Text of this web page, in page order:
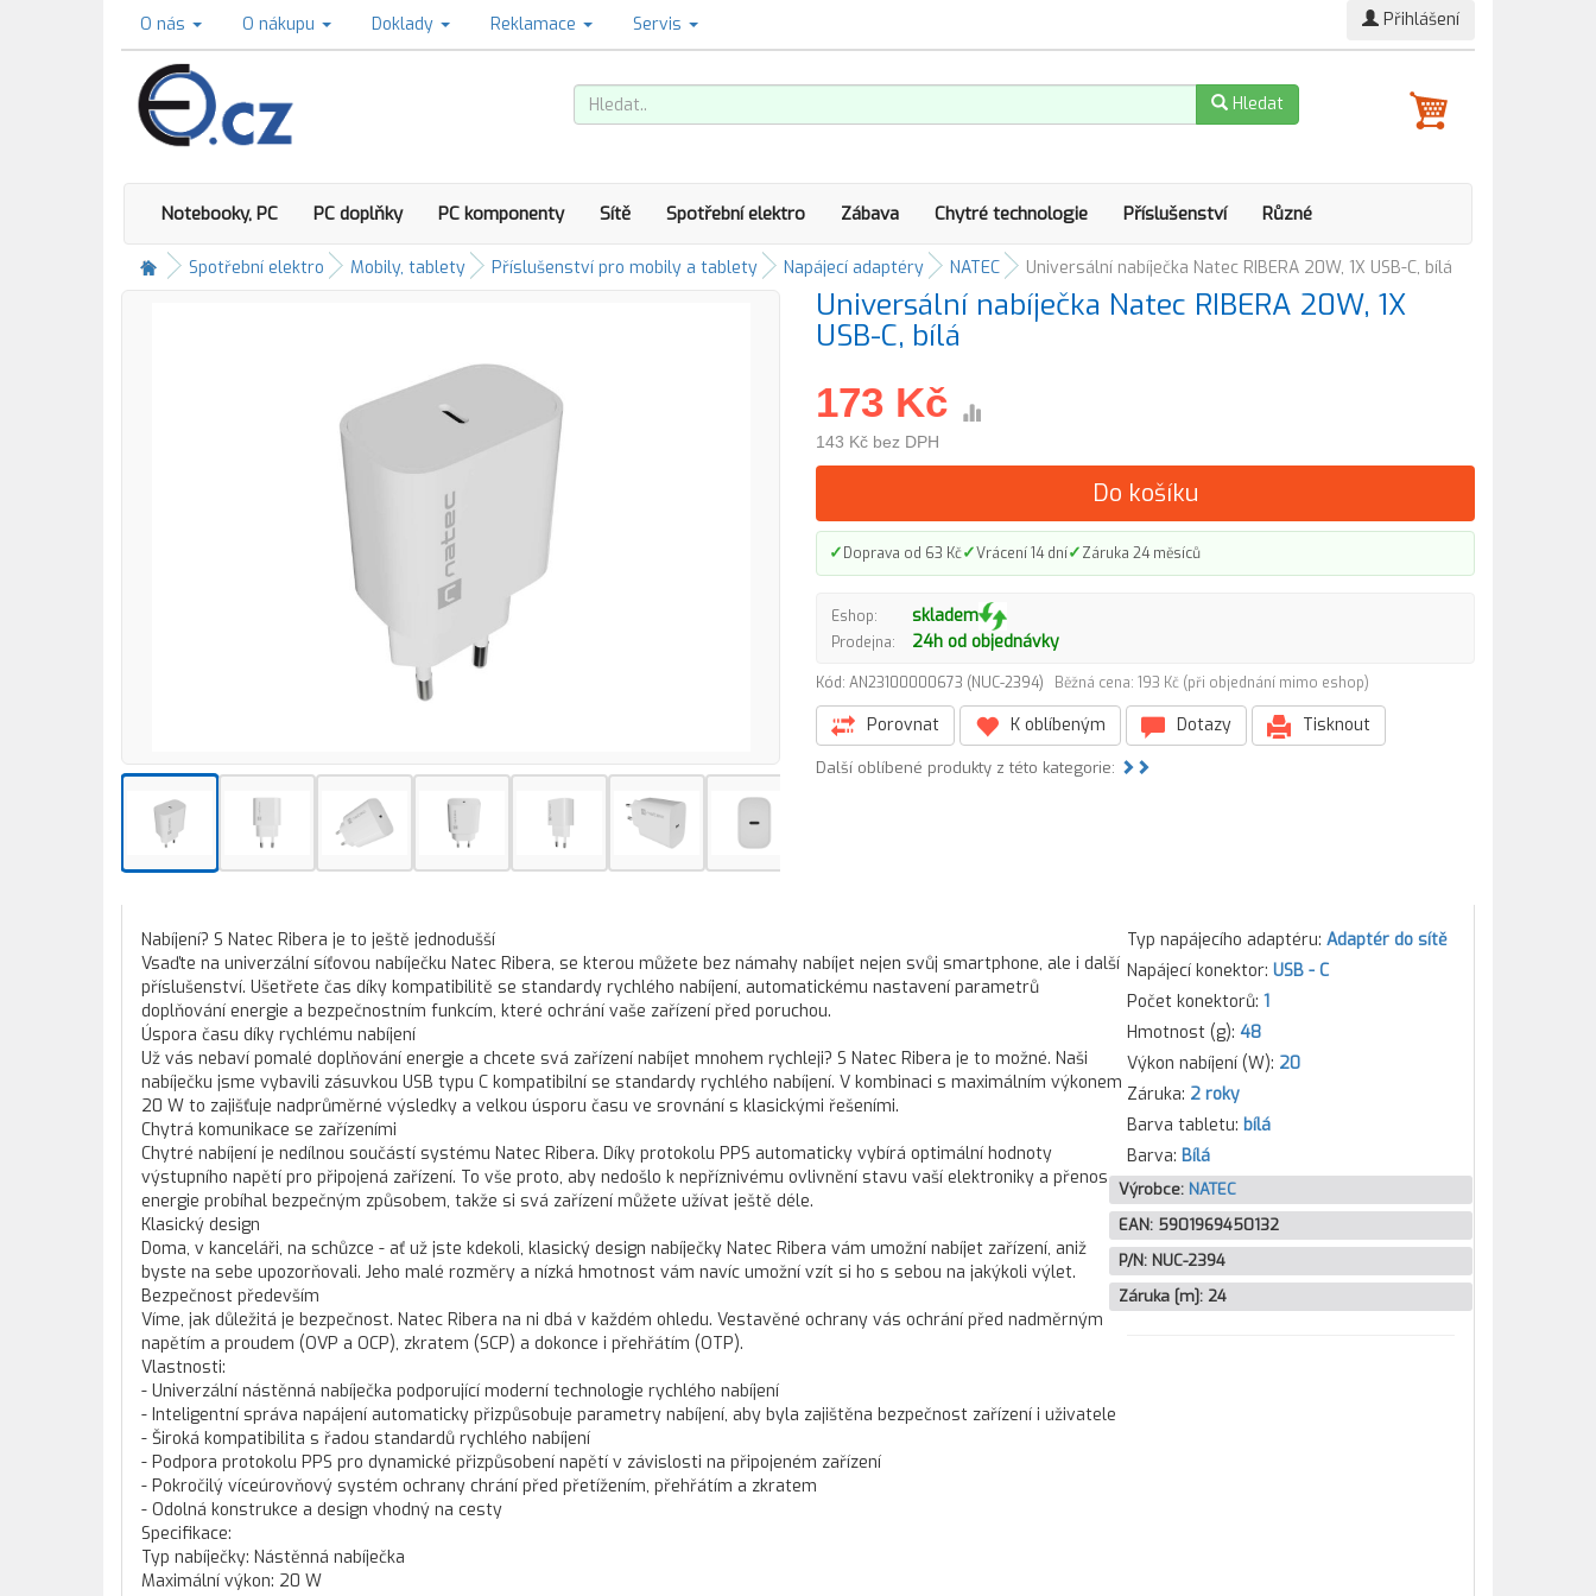
O nás O nákupu Doklady Reklamace Servis Přihlášení
Hledat
Notebooky, PC PC doplňky PC komponenty Sítě Spotřební elektro Zábava Chytré technologie Příslušenství Různé
Spotřební elektro Mobily, tablety Příslušenství pro mobily a tablety Napájecí adaptéry NATEC Universální nabíječka Natec RIBERA 20W, 1X USB-C, bílá
Universální nabíječka Natec RIBERA 20W, 1X
USB-C, bílá
173 Kč
143 Kč bez DPH
Do košíku
✓Doprava od 63 Kč✓Vrácení 14 dní✓Záruka 24 měsíců
Eshop: skladem
Prodejna: 24h od objednávky
Kód: AN23100000673 (NUC-2394) Běžná cena: 193 Kč (při objednání mimo eshop)
Porovnat K oblíbeným Dotazy Tisknout
Další oblíbené produkty z této kategorie:
Nabíjení? S Natec Ribera je to ještě jednodušší
Vsaďte na univerzální síťovou nabíječku Natec Ribera, se kterou můžete bez námahy nabíjet nejen svůj smartphone, ale i další
příslušenství. Ušetřete čas díky kompatibilitě se standardy rychlého nabíjení, automatickému nastavení parametrů
doplňování energie a bezpečnostním funkcím, které ochrání vaše zařízení před poruchou.
Úspora času díky rychlému nabíjení
Už vás nebaví pomalé doplňování energie a chcete svá zařízení nabíjet mnohem rychleji? S Natec Ribera je to možné. Naši
nabíječku jsme vybavili zásuvkou USB typu C kompatibilní se standardy rychlého nabíjení. V kombinaci s maximálním výkonem
20 W to zajišťuje nadprůměrné výsledky a velkou úsporu času ve srovnání s klasickými řešeními.
Chytrá komunikace se zařízeními
Chytré nabíjení je nedílnou součástí systému Natec Ribera. Díky protokolu PPS automaticky vybírá optimální hodnoty
výstupního napětí pro připojená zařízení. To vše proto, aby nedošlo k nepříznivému ovlivnění stavu vaší elektroniky a přenos
energie probíhal bezpečným způsobem, takže si svá zařízení můžete užívat ještě déle.
Klasický design
Doma, v kanceláři, na schůzce - ať už jste kdekoli, klasický design nabíječky Natec Ribera vám umožní nabíjet zařízení, aniž
byste na sebe upozorňovali. Jeho malé rozměry a nízká hmotnost vám navíc umožní vzít si ho s sebou na jakýkoli výlet.
Bezpečnost především
Víme, jak důležitá je bezpečnost. Natec Ribera na ni dbá v každém ohledu. Vestavěné ochrany vás ochrání před nadměrným
napětím a proudem (OVP a OCP), zkratem (SCP) a dokonce i přehřátím (OTP).
Vlastnosti:
- Univerzální nástěnná nabíječka podporující moderní technologie rychlého nabíjení
- Inteligentní správa napájení automaticky přizpůsobuje parametry nabíjení, aby byla zajištěna bezpečnost zařízení i uživatele
- Široká kompatibilita s řadou standardů rychlého nabíjení
- Podpora protokolu PPS pro dynamické přizpůsobení napětí v závislosti na připojeném zařízení
- Pokročilý víceúrovňový systém ochrany chrání před přetížením, přehřátím a zkratem
- Odolná konstrukce a design vhodný na cesty
Specifikace:
Typ nabíječky: Nástěnná nabíječka
Maximální výkon: 20 W
Typ napájecího adaptéru: Adaptér do sítě
Napájecí konektor: USB - C
Počet konektorů: 1
Hmotnost (g): 48
Výkon nabíjení (W): 20
Záruka: 2 roky
Barva tabletu: bílá
Barva: Bílá
Výrobce: NATEC
EAN: 5901969450132
P/N: NUC-2394
Záruka [m]: 24